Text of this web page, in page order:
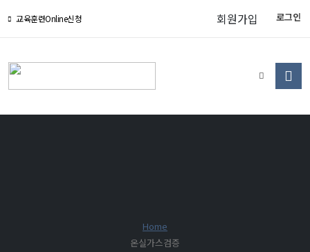
교육훈련Online신청 회원가입 로그인
Home
온실가스검증